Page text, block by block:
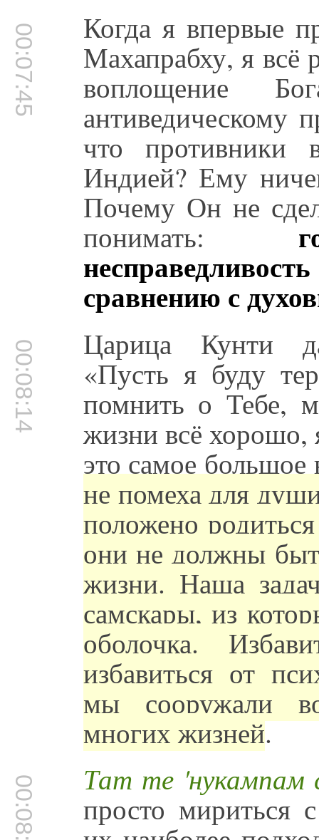
00:07:45 Когда я впервые
Махапрабху, я
воплощение
антиведическому
что противники
Индией? Ему
Почему Он не
понимать:
сравнению с
00:08:14 Царица Кунти
«Пусть я буду
помнить о Тебе,
жизни всё
это самое большое
не помеха для
положено
они не должны
жизни. Наша
самскары, из
оболочка.
избавиться от
мы сооружали
многих жизней.
Тат те 'нукампам
просто мириться